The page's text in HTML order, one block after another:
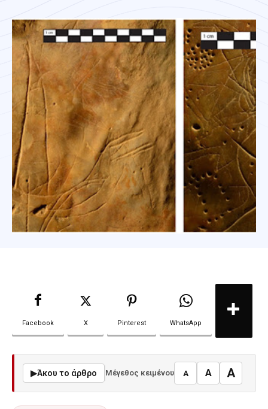
Facebook X Pinterest WhatsApp
▶Άκου το άρθρο Μέγεθος κειμένου A A A